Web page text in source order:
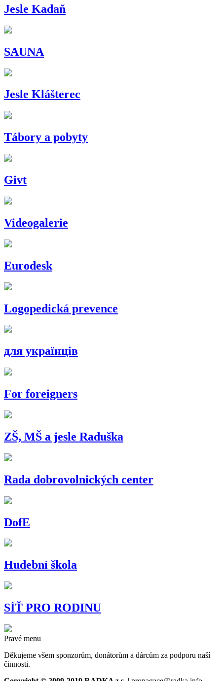
Jesle Kadaň
SAUNA
Jesle Klášterec
Tábory a pobyty
Givt
Videogalerie
Eurodesk
Logopedická prevence
для українців
For foreigners
ZŠ, MŠ a jesle Raduška
Rada dobrovolnických center
DofE
Hudební škola
SÍŤ PRO RODINU
Pravé menu
Děkujeme všem sponzorům, donátorům a dárcům za podporu naší
činnosti.